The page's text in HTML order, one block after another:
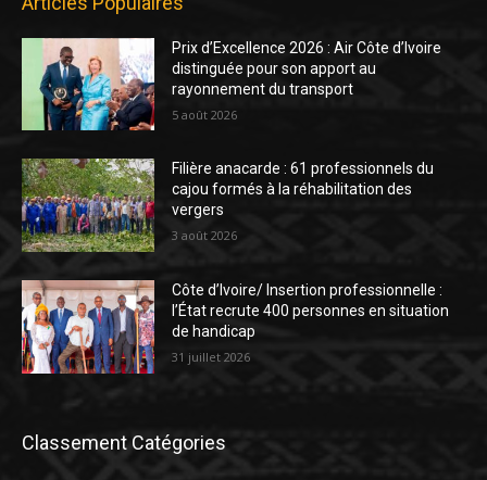
Prix d’Excellence 2026 : Air Côte d’Ivoire
distinguée pour son apport au
rayonnement du transport
5 août 2026
Filière anacarde : 61 professionnels du
cajou formés à la réhabilitation des
vergers
3 août 2026
Côte d’Ivoire/ Insertion professionnelle :
l’État recrute 400 personnes en situation
de handicap
31 juillet 2026
Classement Catégories